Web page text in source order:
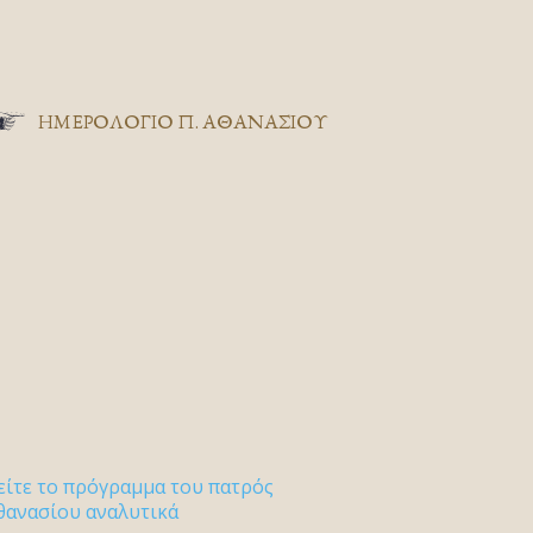
ΗΜΕΡΟΛΟΓΙΟ Π. ΑΘΑΝΑΣΙΟΥ
το πρόγραμμα του πατρός
αναλυτικά